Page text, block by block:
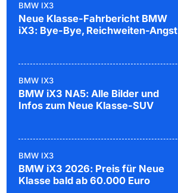
BMW IX3
Neue Klasse-Fahrbericht BMW
iX3: Bye-Bye, Reichweiten-Angst
BMW IX3
BMW iX3 NA5: Alle Bilder und
Infos zum Neue Klasse-SUV
BMW IX3
BMW iX3 2026: Preis für Neue
Klasse bald ab 60.000 Euro